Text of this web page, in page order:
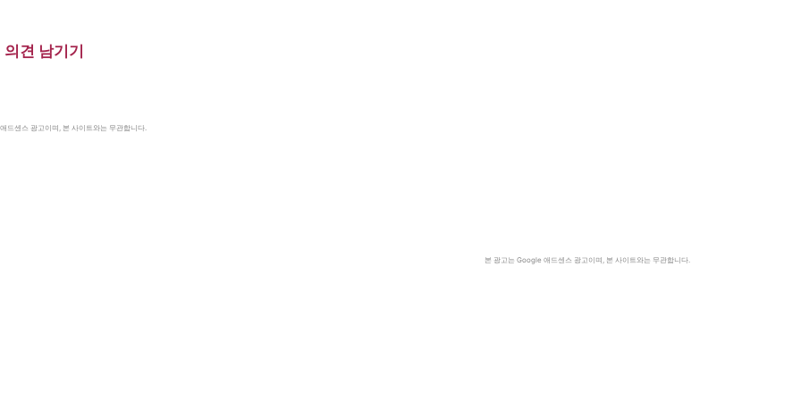
의견 남기기
드센스 광고이며, 본 사이트와는 무관합니다.
본 광고는 Google 애드센스 광고이며, 본 사이트와는 무관합니다.